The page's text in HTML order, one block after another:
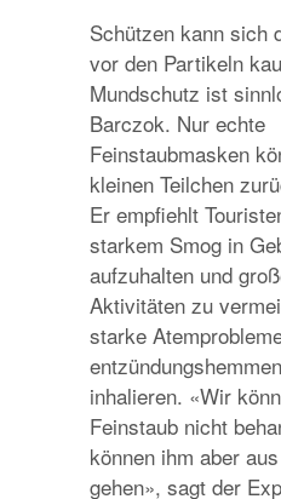
Schützen kann sich
vor den Partikeln
Mundschutz ist
Barczok. Nur echte
Feinstaubmasken
kleinen Teilchen
Er empfiehlt
starkem Smog in
aufzuhalten und
Aktivitäten zu
starke
inhalieren. «Wir
Feinstaub nicht
können ihm aber
gehen», sagt der